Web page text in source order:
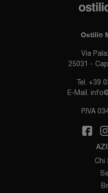
Ostilio
Via
25031 -
Tel. +39
E-Mail.
P.IVA
Chi